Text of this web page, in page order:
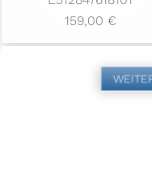
159,00 €